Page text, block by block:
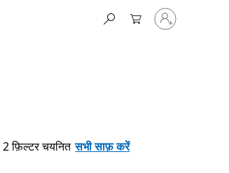
अपने
कार्य
खाते
2 फ़िल्टर चयनित सभी साफ़ करें